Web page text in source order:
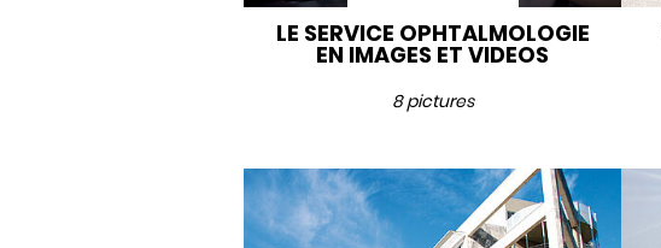
LE SERVICE OPHTALMOLOGIE
EN IMAGES ET VIDEOS
8 pictures